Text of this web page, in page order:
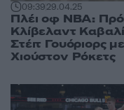
09:3929.04.25
Πλέι οφ NBA:
Κλίβελαντ
Στέιτ Γουόριορς
Χιούστον Ρόκετς